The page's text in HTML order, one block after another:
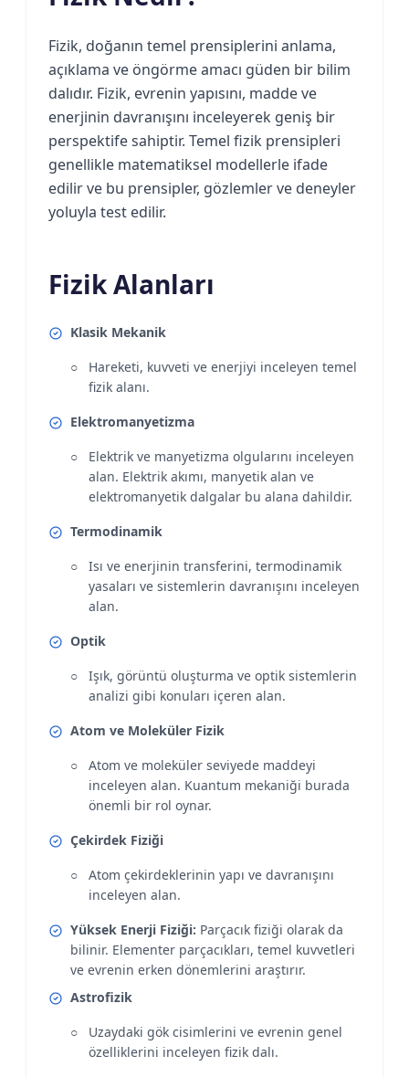
Fizik, doğanın temel prensiplerini anlama,
açıklama ve öngörme amacı güden bir bilim
dalıdır. Fizik, evrenin yapısını, madde ve
enerjinin davranışını inceleyerek geniş bir
perspektife sahiptir. Temel fizik prensipleri
genellikle matematiksel modellerle ifade
edilir ve bu prensipler, gözlemler ve deneyler
yoluyla test edilir.
Fizik Alanları
Klasik Mekanik
Hareketi, kuvveti ve enerjiyi inceleyen temel
fizik alanı.
Elektromanyetizma
Elektrik ve manyetizma olgularını inceleyen
alan. Elektrik akımı, manyetik alan ve
elektromanyetik dalgalar bu alana dahildir.
Termodinamik
Isı ve enerjinin transferini, termodinamik
yasaları ve sistemlerin davranışını inceleyen
alan.
Optik
Işık, görüntü oluşturma ve optik sistemlerin
analizi gibi konuları içeren alan.
Atom ve Moleküler Fizik
Atom ve moleküler seviyede maddeyi
inceleyen alan. Kuantum mekaniği burada
önemli bir rol oynar.
Çekirdek Fiziği
Atom çekirdeklerinin yapı ve davranışını
inceleyen alan.
Yüksek Enerji Fiziği: Parçacık fiziği olarak da
bilinir. Elementer parçacıkları, temel kuvvetleri
ve evrenin erken dönemlerini araştırır.
Astrofizik
Uzaydaki gök cisimlerini ve evrenin genel
özelliklerini inceleyen fizik dalı.